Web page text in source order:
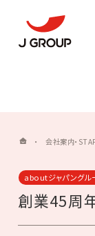
・会社案内・
aboutジャパングル
創業45周